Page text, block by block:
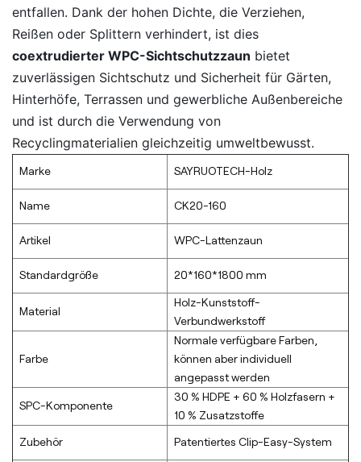
entfallen. Dank der hohen Dichte, die Verziehen,
Reißen oder Splittern verhindert, ist dies
coextrudierter WPC-Sichtschutzzaun bietet
zuverlässigen Sichtschutz und Sicherheit für Gärten,
Hinterhöfe, Terrassen und gewerbliche Außenbereiche
und ist durch die Verwendung von
Recyclingmaterialien gleichzeitig umweltbewusst.
Marke SAYRUOTECH-Holz
Name CK20-160
Artikel WPC-Lattenzaun
Standardgröße 20*160*1800 mm
Material
Holz-Kunststoff-
Verbundwerkstoff
Farbe
Normale verfügbare Farben,
können aber individuell
angepasst werden
SPC-Komponente
30 % HDPE + 60 % Holzfasern +
10 % Zusatzstoffe
Zubehör Patentiertes Clip-Easy-System